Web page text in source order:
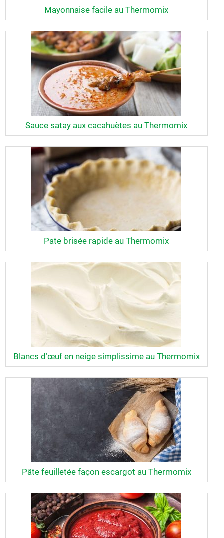
Mayonnaise facile au Thermomix
Sauce satay aux cacahuètes au Thermomix
Pate brisée rapide au Thermomix
Blancs d’œuf en neige simplissime au Thermomix
Pâte feuilletée façon escargot au Thermomix